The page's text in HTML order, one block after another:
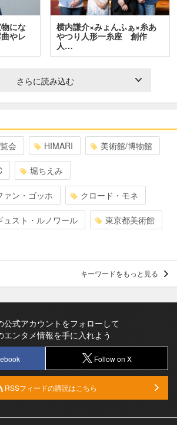
にな
やレ
横内謙介×みょんふぁ×糸あ
やつり人形一糸座 創作
人…
さらに読み込む
会 HIMARI 美術館/博物館
堀ちえみ
ァン・ゴッホ クロード・モネ
ュスト・ルノワール 東京都美術館
キーワードをもっと見る
公式アカウントをフォローして
エンタメ情報を手に入れよう
Follow on X
RSSフィードの購読はこちら